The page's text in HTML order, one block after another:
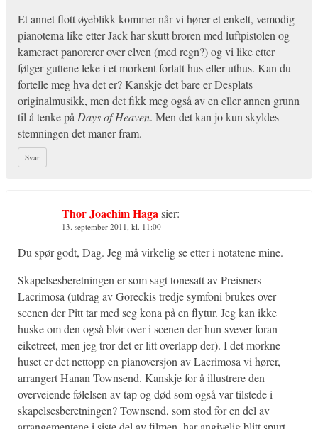
Et annet flott øyeblikk kommer når vi hører et enkelt, vemodig
pianotema like etter Jack har skutt broren med luftpistolen og
kameraet panorerer over elven (med regn?) og vi like etter
følger guttene leke i et morkent forlatt hus eller uthus. Kan du
fortelle meg hva det er? Kanskje det bare er Desplats
originalmusikk, men det fikk meg også av en eller annen grunn
til å tenke påDays of Heaven. Men det kan jo kun skyldes
stemningen det maner fram.
Svar
Thor Joachim Hagasier:
13. september 2011, kl. 11:00
Du spør godt, Dag. Jeg må virkelig se etter i notatene mine.
Skapelsesberetningen er som sagt tonesatt av Preisners
Lacrimosa (utdrag av Goreckis tredje symfoni brukes over
scenen der Pitt tar med seg kona på en flytur. Jeg kan ikke
huske om den også blør over i scenen der hun svever foran
eiketreet, men jeg tror det er litt overlapp der). I det morkne
huset er det nettopp en pianoversjon av Lacrimosa vi hører,
arrangert Hanan Townsend. Kanskje for å illustrere den
overveiende følelsen av tap og død som også var tilstede i
skapelsesberetningen? Townsend, som stod for en del av